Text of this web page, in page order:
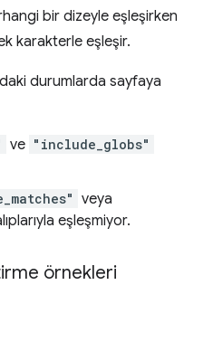
bir dizeyle eşleşirken
karakterle eşleşir.
durumlarda sayfaya
ve "include_globs"
veya
eşleşmiyor.
örnekleri